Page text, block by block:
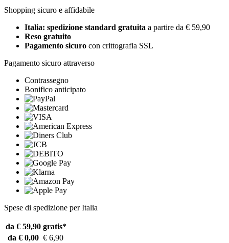
Shopping sicuro e affidabile
Italia: spedizione standard gratuita a partire da € 59,90
Reso gratuito
Pagamento sicuro con crittografia SSL
Pagamento sicuro attraverso
Contrassegno
Bonifico anticipato
Spese di spedizione per Italia
da € 59,90 gratis*
da € 0,00 € 6,90